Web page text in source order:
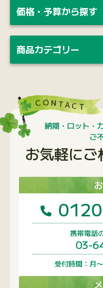
価格・予算から探す
商品カテゴリー
納期・ロット・
ご
お気軽にご
携帯電話
03-
受付時間：月